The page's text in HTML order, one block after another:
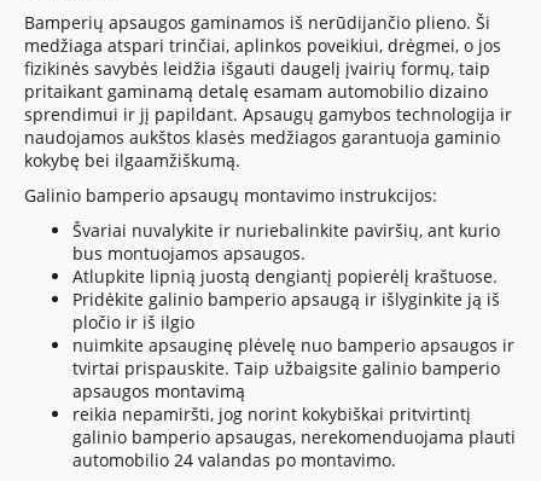
Bamperių apsaugos gaminamos iš nerūdijančio plieno. Ši
medžiaga atspari trinčiai, aplinkos poveikiui, drėgmei, o jos
fizikinės savybės leidžia išgauti daugelį įvairių formų, taip
pritaikant gaminamą detalę esamam automobilio dizaino
sprendimui ir jį papildant. Apsaugų gamybos technologija ir
naudojamos aukštos klasės medžiagos garantuoja gaminio
kokybę bei ilgaamžiškumą.
Galinio bamperio apsaugų montavimo instrukcijos:
Švariai nuvalykite ir nuriebalinkite paviršių, ant kurio
bus montuojamos apsaugos.
Atlupkite lipnią juostą dengiantį popierėlį kraštuose.
Pridėkite galinio bamperio apsaugą ir išlyginkite ją iš
pločio ir iš ilgio
nuimkite apsauginę plėvelę nuo bamperio apsaugos ir
tvirtai prispauskite. Taip užbaigsite galinio bamperio
apsaugos montavimą
reikia nepamiršti, jog norint kokybiškai pritvirtintį
galinio bamperio apsaugas, nerekomenduojama plauti
automobilio 24 valandas po montavimo.